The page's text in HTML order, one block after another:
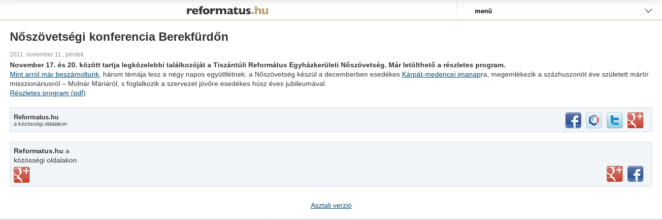
menü
Nőszövetségi konferencia Berekfürdőn
2011. november 11., péntek
November 17. és 20. között tartja legközelebbi találkozóját a Tiszántúli Református Egyházkerületi Nőszövetség. Már letölthető a részletes program.
Mint arról már beszámoltunk , három témája lesz a négy napos együttlétnek: a Nőszövetség készül a decemberben esedékes Kárpát-medencei imanapra, megemlékezik a százhuszonöt éve született mártír
misszionáriusról – Molnár Máriáról, s foglalkozik a szervezet jövőre esedékes húsz éves jubileumával.
Részletes program (pdf)
Reformatus.hu
a közösségi oldalakon
Reformatus.hu a
közösségi oldalakon
Asztali verzió